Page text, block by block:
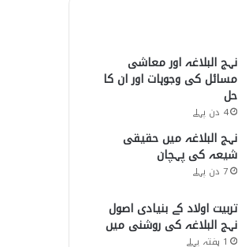
نہج البلاغہ اور معاشی
مسائل کی وجوہات اور ان کا
حل
4 دن پہلے
نہج البلاغہ میں حقیقی
شیعہ کی پہچان
7 دن پہلے
تربیت اولاد کے بنیادی اصول
نہج البلاغہ کی روشنی میں
1 ہفتہ پہلے